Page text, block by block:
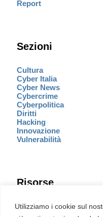
Utilizziamo i cookie sul
Report
Sezioni
Cultura
Cyber Italia
Cyber News
Cybercrime
Cyberpolitica
Diritti
Hacking
Innovazione
Vulnerabilità
Risorse
Eventi
Fumetto Cyber